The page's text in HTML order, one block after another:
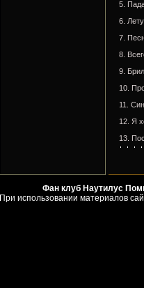
5.
6.
7.
8.
9.
10.
11.
12. Я
13.
Фан клуб Наутилус
При использовании материалов